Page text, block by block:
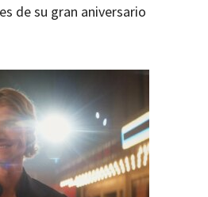
de su gran aniversario